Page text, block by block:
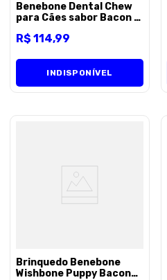
Benebone Dental Chew
para Cães sabor Bacon -
R$ 114,99
INDISPONÍVEL
Brinquedo Benebone
Wishbone Puppy Bacon